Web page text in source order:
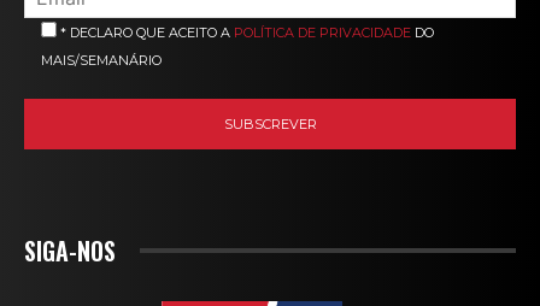
* DECLARO QUE ACEITO A POLÍTICA DE PRIVACIDADE DO
MAIS/SEMANÁRIO
SIGA-NOS